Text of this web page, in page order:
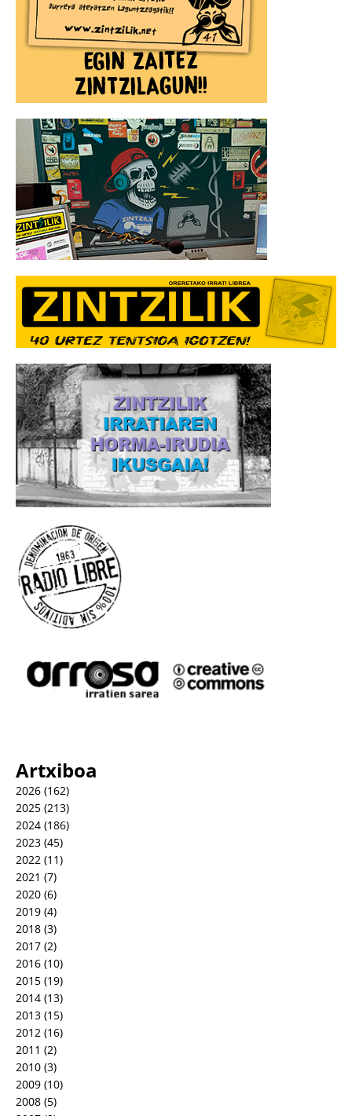
Artxiboa
2026 (162)
2025 (213)
2024 (186)
2023 (45)
2022 (11)
2021 (7)
2020 (6)
2019 (4)
2018 (3)
2017 (2)
2016 (10)
2015 (19)
2014 (13)
2013 (15)
2012 (16)
2011 (2)
2010 (3)
2009 (10)
2008 (5)